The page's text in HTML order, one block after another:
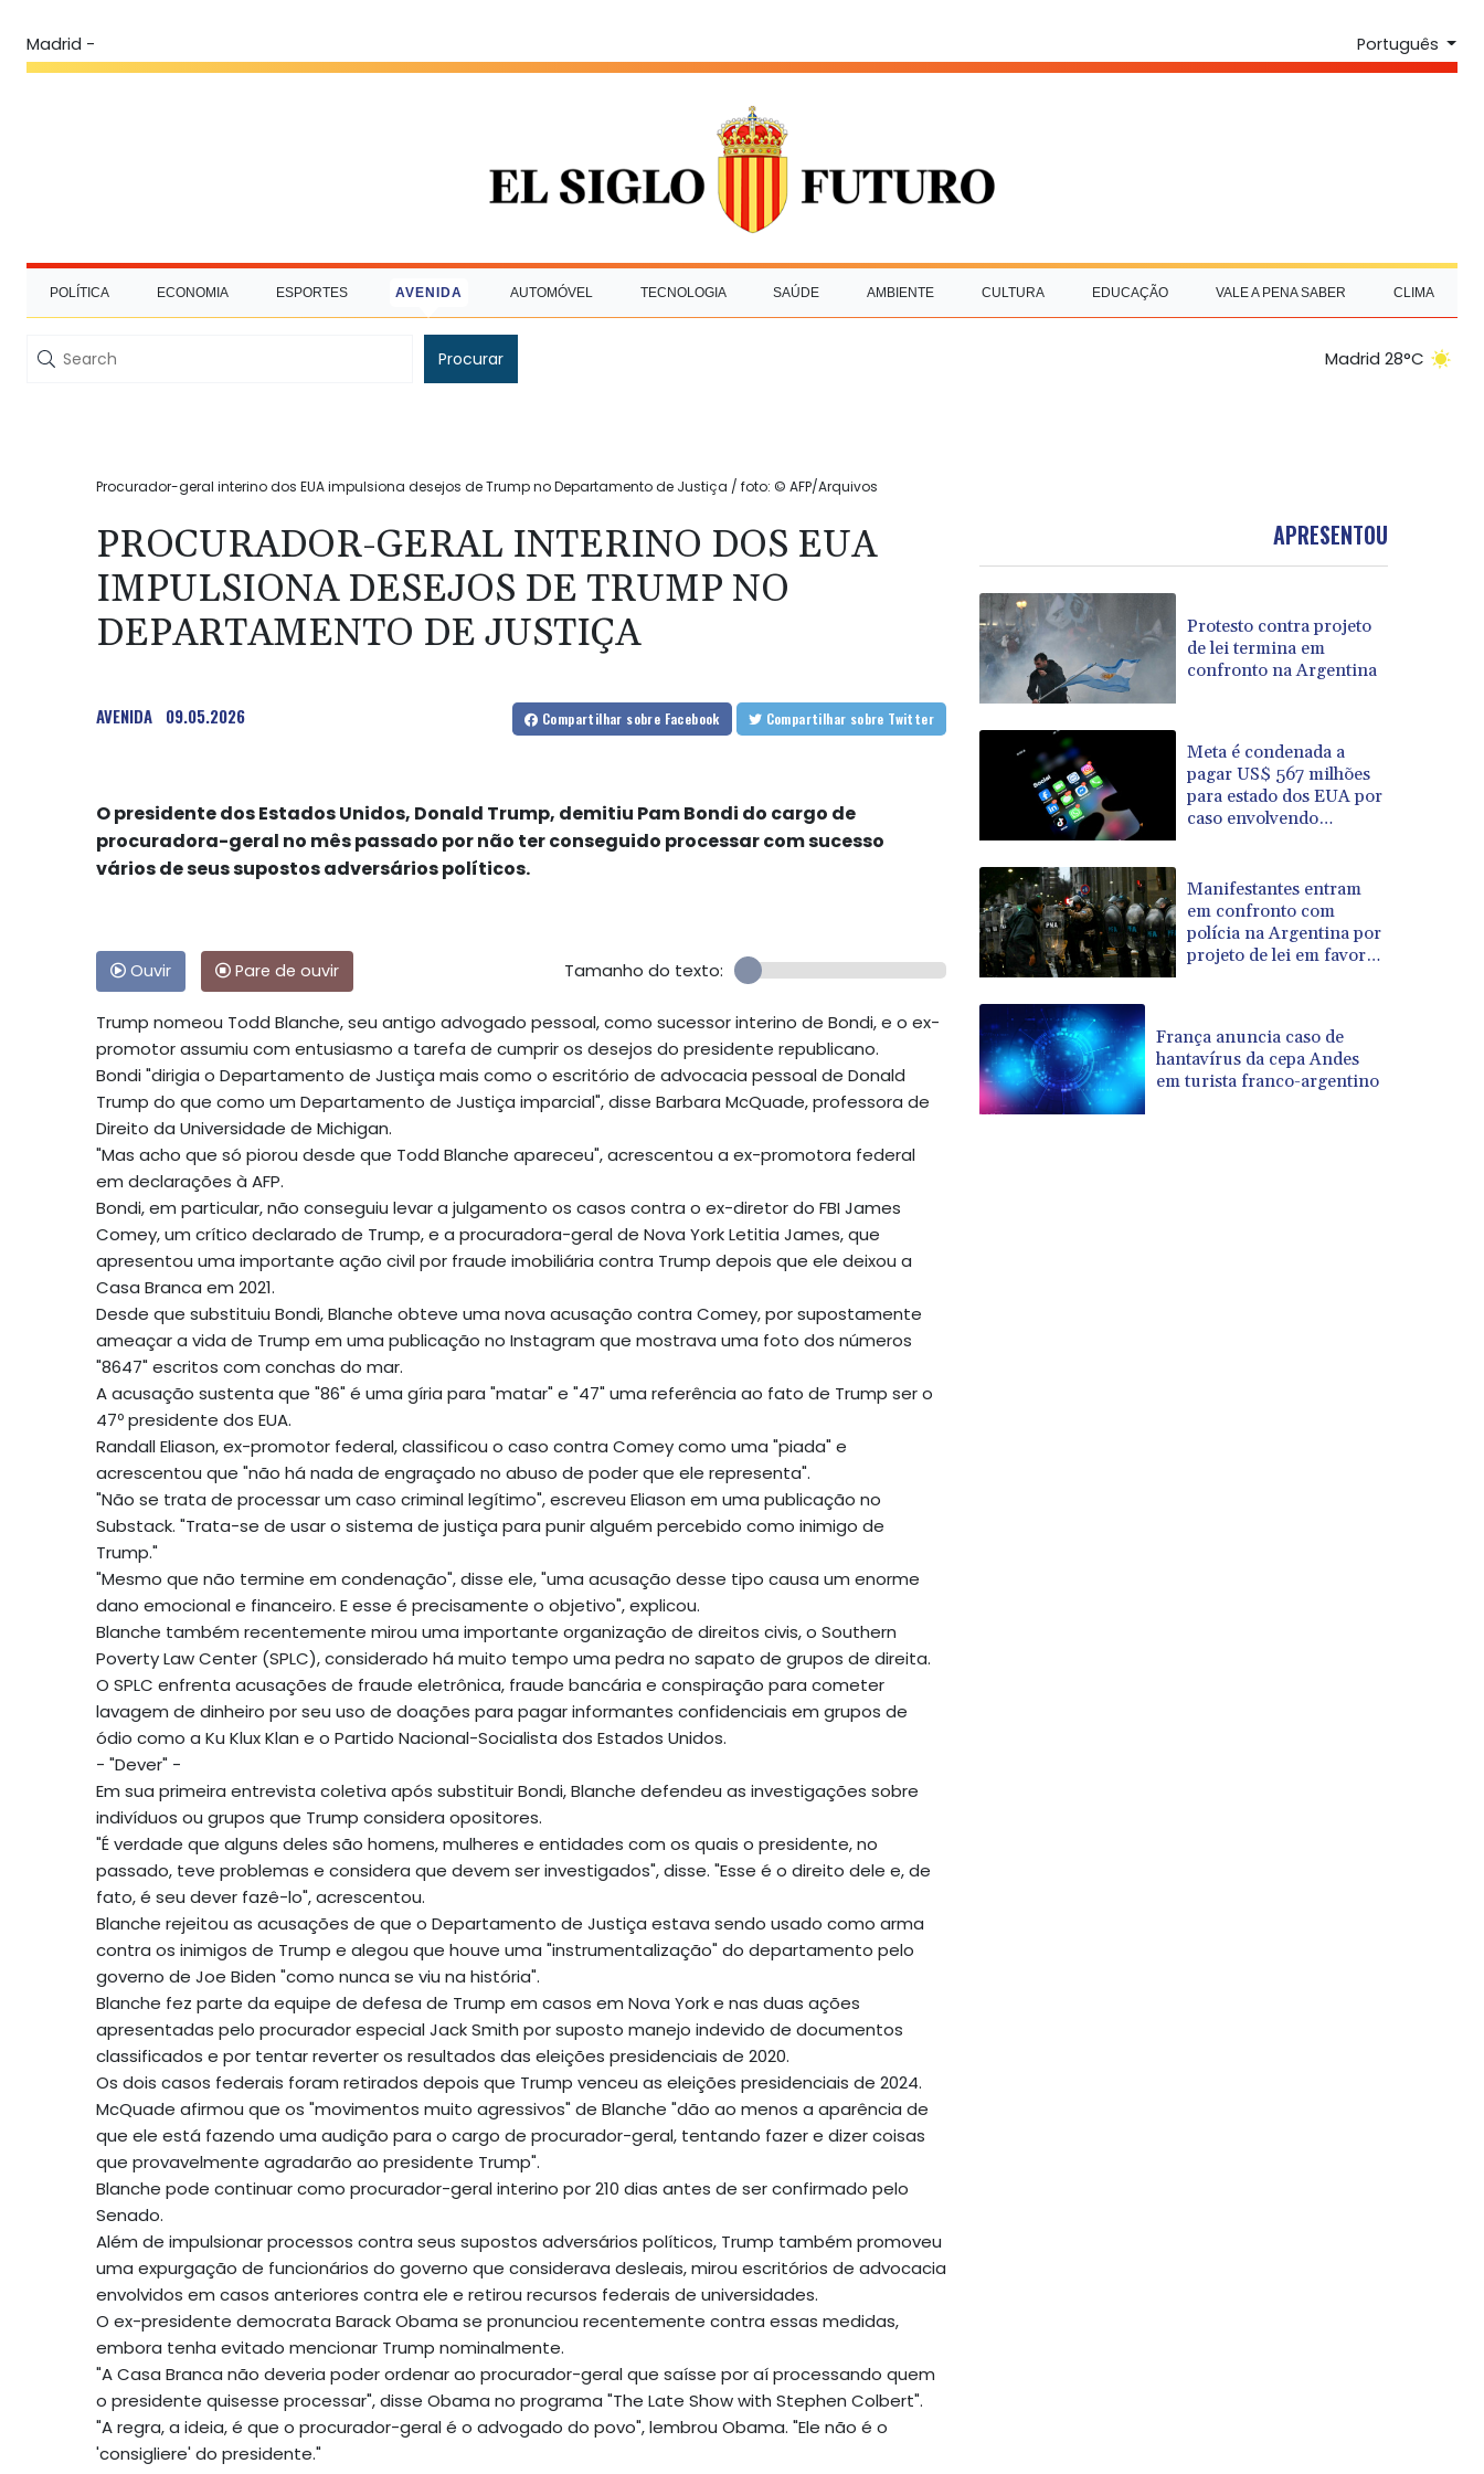
Madrid - Português
POLÍTICA ECONOMIA ESPORTES AVENIDA AUTOMÓVEL TECNOLOGIA SAÚDE AMBIENTE CULTURA EDUCAÇÃO VALE A PENA SABER CLIMA
Procurar Madrid 28°C
Procurador-geral interino dos EUA impulsiona desejos de Trump no Departamento de Justiça / foto: © AFP/Arquivos
PROCURADOR-GERAL INTERINO DOS EUA
IMPULSIONA DESEJOS DE TRUMP NO
DEPARTAMENTO DE JUSTIÇA
AVENIDA 09.05.2026 Compartilhar sobre Facebook Compartilhar sobre Twitter
O presidente dos Estados Unidos, Donald Trump, demitiu Pam Bondi do cargo de
procuradora-geral no mês passado por não ter conseguido processar com sucesso
vários de seus supostos adversários políticos.
Ouvir Pare de ouvir Tamanho do texto:
Trump nomeou Todd Blanche, seu antigo advogado pessoal, como sucessor interino de Bondi, e o ex-
promotor assumiu com entusiasmo a tarefa de cumprir os desejos do presidente republicano.
Bondi "dirigia o Departamento de Justiça mais como o escritório de advocacia pessoal de Donald
Trump do que como um Departamento de Justiça imparcial", disse Barbara McQuade, professora de
Direito da Universidade de Michigan.
"Mas acho que só piorou desde que Todd Blanche apareceu", acrescentou a ex-promotora federal
em declarações à AFP.
Bondi, em particular, não conseguiu levar a julgamento os casos contra o ex-diretor do FBI James
Comey, um crítico declarado de Trump, e a procuradora-geral de Nova York Letitia James, que
apresentou uma importante ação civil por fraude imobiliária contra Trump depois que ele deixou a
Casa Branca em 2021.
Desde que substituiu Bondi, Blanche obteve uma nova acusação contra Comey, por supostamente
ameaçar a vida de Trump em uma publicação no Instagram que mostrava uma foto dos números
"8647" escritos com conchas do mar.
A acusação sustenta que "86" é uma gíria para "matar" e "47" uma referência ao fato de Trump ser o
47º presidente dos EUA.
Randall Eliason, ex-promotor federal, classificou o caso contra Comey como uma "piada" e
acrescentou que "não há nada de engraçado no abuso de poder que ele representa".
"Não se trata de processar um caso criminal legítimo", escreveu Eliason em uma publicação no
Substack. "Trata-se de usar o sistema de justiça para punir alguém percebido como inimigo de
Trump."
"Mesmo que não termine em condenação", disse ele, "uma acusação desse tipo causa um enorme
dano emocional e financeiro. E esse é precisamente o objetivo", explicou.
Blanche também recentemente mirou uma importante organização de direitos civis, o Southern
Poverty Law Center (SPLC), considerado há muito tempo uma pedra no sapato de grupos de direita.
O SPLC enfrenta acusações de fraude eletrônica, fraude bancária e conspiração para cometer
lavagem de dinheiro por seu uso de doações para pagar informantes confidenciais em grupos de
ódio como a Ku Klux Klan e o Partido Nacional-Socialista dos Estados Unidos.
- "Dever" -
Em sua primeira entrevista coletiva após substituir Bondi, Blanche defendeu as investigações sobre
indivíduos ou grupos que Trump considera opositores.
"É verdade que alguns deles são homens, mulheres e entidades com os quais o presidente, no
passado, teve problemas e considera que devem ser investigados", disse. "Esse é o direito dele e, de
fato, é seu dever fazê-lo", acrescentou.
Blanche rejeitou as acusações de que o Departamento de Justiça estava sendo usado como arma
contra os inimigos de Trump e alegou que houve uma "instrumentalização" do departamento pelo
governo de Joe Biden "como nunca se viu na história".
Blanche fez parte da equipe de defesa de Trump em casos em Nova York e nas duas ações
apresentadas pelo procurador especial Jack Smith por suposto manejo indevido de documentos
classificados e por tentar reverter os resultados das eleições presidenciais de 2020.
Os dois casos federais foram retirados depois que Trump venceu as eleições presidenciais de 2024.
McQuade afirmou que os "movimentos muito agressivos" de Blanche "dão ao menos a aparência de
que ele está fazendo uma audição para o cargo de procurador-geral, tentando fazer e dizer coisas
que provavelmente agradarão ao presidente Trump".
Blanche pode continuar como procurador-geral interino por 210 dias antes de ser confirmado pelo
Senado.
Além de impulsionar processos contra seus supostos adversários políticos, Trump também promoveu
uma expurgação de funcionários do governo que considerava desleais, mirou escritórios de advocacia
envolvidos em casos anteriores contra ele e retirou recursos federais de universidades.
O ex-presidente democrata Barack Obama se pronunciou recentemente contra essas medidas,
embora tenha evitado mencionar Trump nominalmente.
"A Casa Branca não deveria poder ordenar ao procurador-geral que saísse por aí processando quem
o presidente quisesse processar", disse Obama no programa "The Late Show with Stephen Colbert".
"A regra, a ideia, é que o procurador-geral é o advogado do povo", lembrou Obama. "Ele não é o
'consigliere' do presidente."
APRESENTOU
Protesto contra projeto
de lei termina em
confronto na Argentina
Meta é condenada a
pagar US$ 567 milhões
para estado dos EUA por
caso envolvendo
Manifestantes entram
em confronto com
polícia na Argentina por
projeto de lei em favor
França anuncia caso de
hantavírus da cepa Andes
em turista franco-argentino